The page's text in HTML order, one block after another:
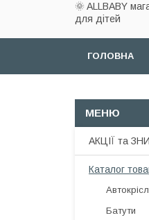
🌞 ALLBABY
для дітей
ГОЛОВНА
АКЦІЇ та
Каталог
Батути